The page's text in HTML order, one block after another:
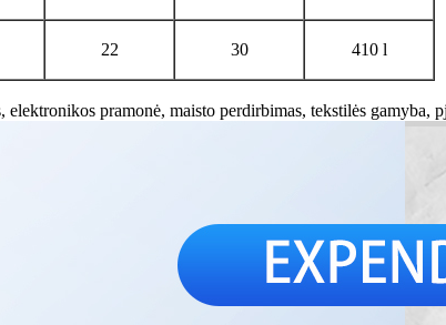
22 30 410 l
elektronikos pramonė, maisto perdirbimas, tekstilės gamyba,